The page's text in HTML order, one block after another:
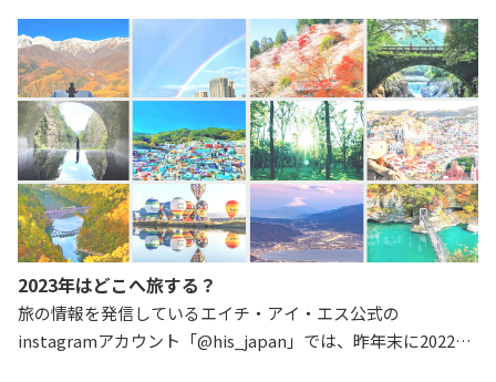
2023年はどこへ旅する？
旅の情報を発信しているエイチ・アイ・エス公式の
instagramアカウント「@his_japan」では、昨年末に2022年